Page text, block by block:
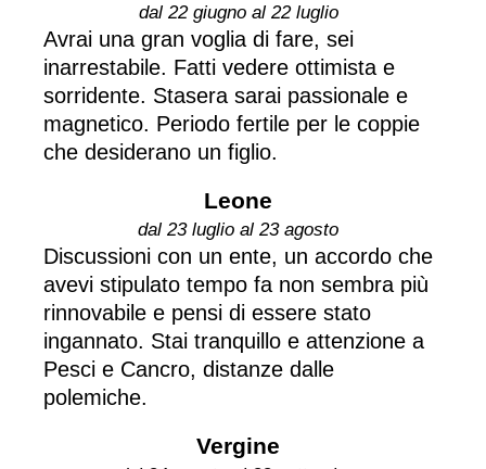
dal 22 giugno al 22 luglio
Avrai una gran voglia di fare, sei
inarrestabile. Fatti vedere ottimista e
sorridente. Stasera sarai passionale e
magnetico. Periodo fertile per le coppie
che desiderano un figlio.
Leone
dal 23 luglio al 23 agosto
Discussioni con un ente, un accordo che
avevi stipulato tempo fa non sembra più
rinnovabile e pensi di essere stato
ingannato. Stai tranquillo e attenzione a
Pesci e Cancro, distanze dalle
polemiche.
Vergine